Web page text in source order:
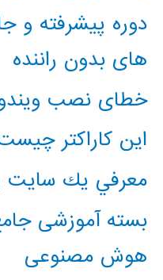
دوره پیشرفته و
های بدون راننده
خطای نصب
این کاراکتر چیست؟
معرفي يك سايت
بسته آموزشی
هوش مصنوعی